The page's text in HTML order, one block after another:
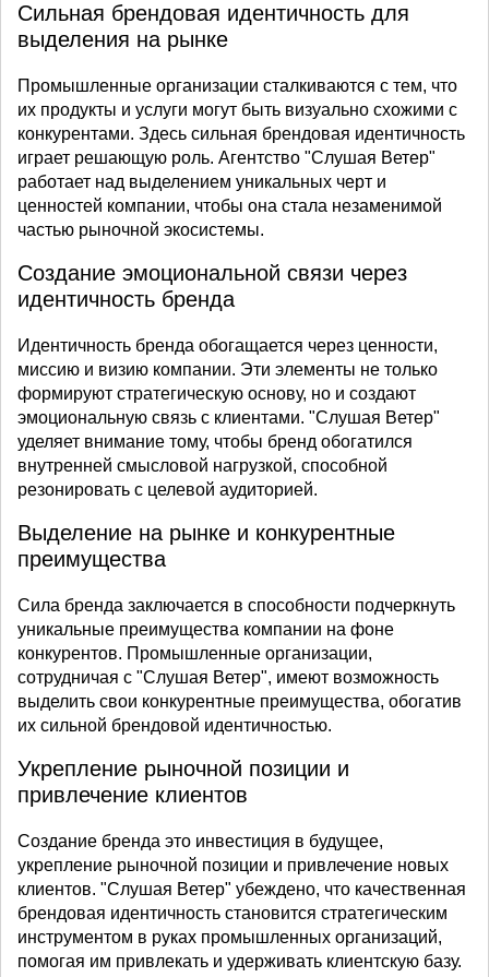
Сильная брендовая идентичность для
выделения на рынке
Промышленные организации сталкиваются с тем, что
их продукты и услуги могут быть визуально схожими с
конкурентами. Здесь сильная брендовая идентичность
играет решающую роль. Агентство "Слушая Ветер"
работает над выделением уникальных черт и
ценностей компании, чтобы она стала незаменимой
частью рыночной экосистемы.
Создание эмоциональной связи через
идентичность бренда
Идентичность бренда обогащается через ценности,
миссию и визию компании. Эти элементы не только
формируют стратегическую основу, но и создают
эмоциональную связь с клиентами. "Слушая Ветер"
уделяет внимание тому, чтобы бренд обогатился
внутренней смысловой нагрузкой, способной
резонировать с целевой аудиторией.
Выделение на рынке и конкурентные
преимущества
Сила бренда заключается в способности подчеркнуть
уникальные преимущества компании на фоне
конкурентов. Промышленные организации,
сотрудничая с "Слушая Ветер", имеют возможность
выделить свои конкурентные преимущества, обогатив
их сильной брендовой идентичностью.
Укрепление рыночной позиции и
привлечение клиентов
Создание бренда это инвестиция в будущее,
укрепление рыночной позиции и привлечение новых
клиентов. "Слушая Ветер" убеждено, что качественная
брендовая идентичность становится стратегическим
инструментом в руках промышленных организаций,
помогая им привлекать и удерживать клиентскую базу.